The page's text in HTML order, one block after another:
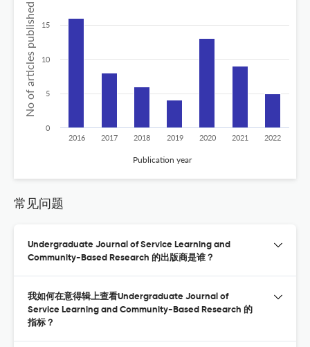
No of articles published
Publication year
2016 2017 2018 2019 2020 2021 2022
0
5
10
15
常见问题
Undergraduate Journal of Service Learning and
Community-Based Research 的出版商是谁？
我如何在意得辑上查看Undergraduate Journal of
Service Learning and Community-Based Research 的
指标？